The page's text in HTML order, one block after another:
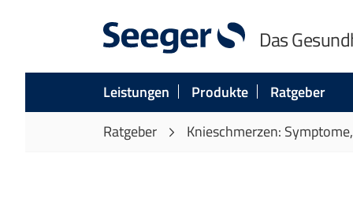
Das
Leistungen Produkte
Ratgeber
Ratgeber
Knieschmerzen: